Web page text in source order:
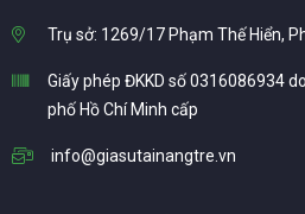
Trụ sở: 1269/17 Phạm Thế Hiển,
Giấy phép ĐKKD số 0316086934
phố Hồ Chí Minh cấp
info@giasutainangtre.vn